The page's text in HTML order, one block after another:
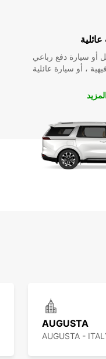
سيارة دفع رباعي
، أو سيارة عائلية
AUGUSTA
AUGUSTA -